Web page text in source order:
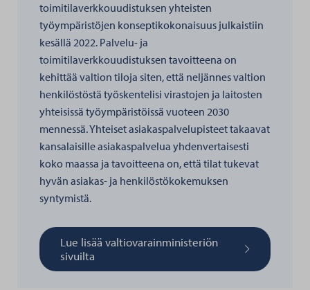
toimitilaverkkouudistuksen yhteisten
työympäristöjen konseptikokonaisuus julkaistiin
kesällä 2022. Palvelu- ja
toimitilaverkkouudistuksen tavoitteena on
kehittää valtion tiloja siten, että neljännes valtion
henkilöstöstä työskentelisi virastojen ja laitosten
yhteisissä työympäristöissä vuoteen 2030
mennessä. Yhteiset asiakaspalvelupisteet takaavat
kansalaisille asiakaspalvelua yhdenvertaisesti
koko maassa ja tavoitteena on, että tilat tukevat
hyvän asiakas- ja henkilöstökokemuksen
syntymistä.
Lue lisää valtiovarainministeriön
sivuilta